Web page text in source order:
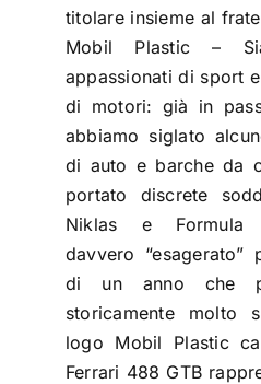
titolare insieme al
Mobil Plastic –
appassionati di sport
di motori: già in
abbiamo siglato
di auto e barche da
portato discrete
Niklas e Formula
davvero “esagerato”
di un anno che
storicamente molto
logo Mobil Plastic
Ferrari 488 GTB